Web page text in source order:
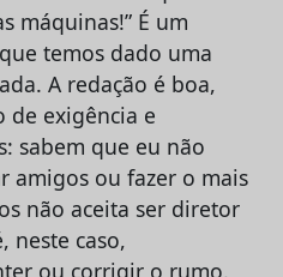
máquinas!” É um
temos dado uma
A redação é boa,
de exigência e
sabem que eu não
amigos ou fazer o mais
não aceita ser diretor
neste caso,